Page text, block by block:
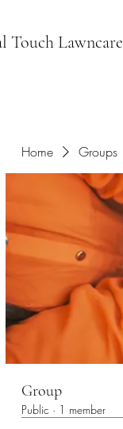
Touch Lawncare
Home Groups
Group
Public · 1 member